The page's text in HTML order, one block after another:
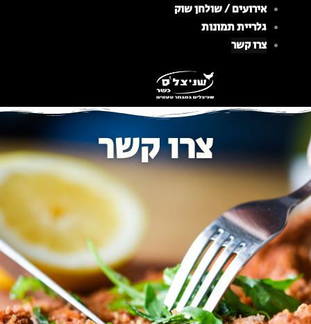
אירועים / שולחן שוק
גלריית תמונות
צרו קשר
צרו קשר